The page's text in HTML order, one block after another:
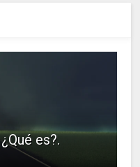
es?.